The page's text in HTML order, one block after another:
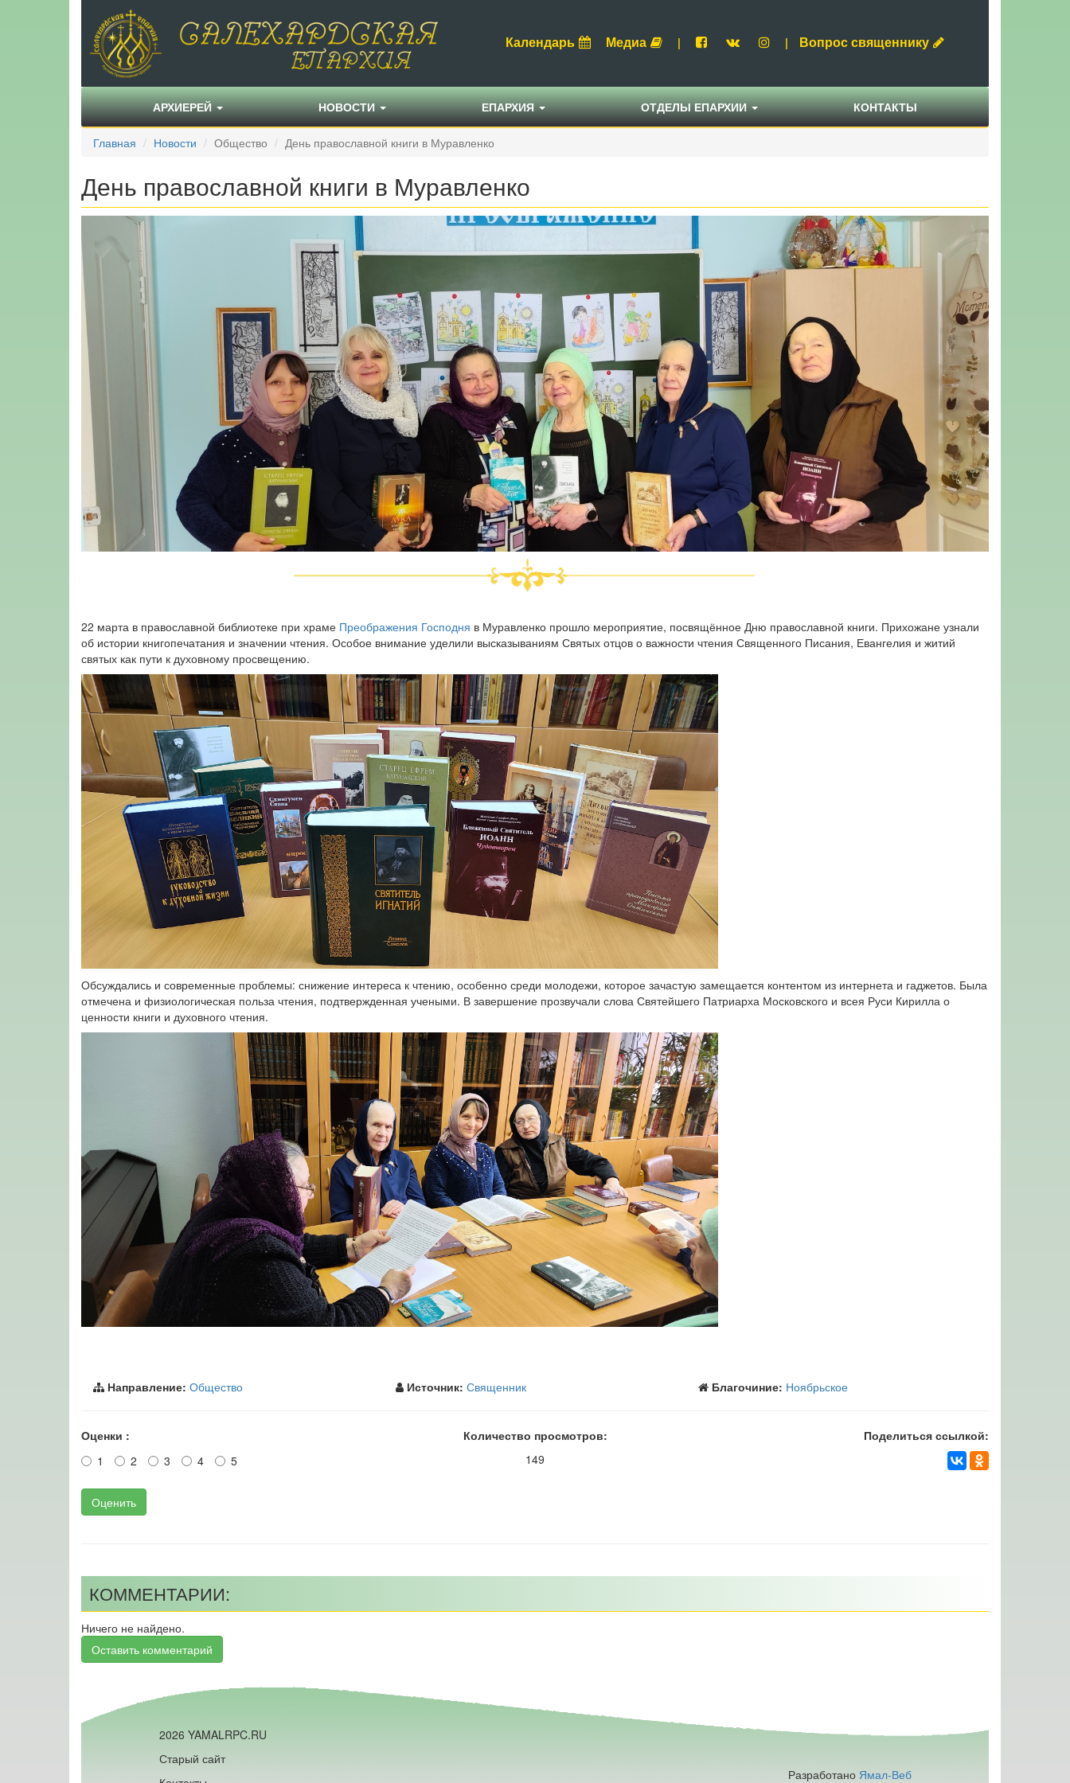
Календарь Медиа | | Вопрос священнику
АРХИЕРЕЙ НОВОСТИ ЕПАРХИЯ ОТДЕЛЫ ЕПАРХИИ КОНТАКТЫ
Главная Новости Общество День православной книги в Муравленко
День православной книги в Муравленко
22 марта в православной библиотеке при храме Преображения Господня в Муравленко прошло мероприятие, посвящённое Дню православной книги. Прихожане узнали
об истории книгопечатания и значении чтения. Особое внимание уделили высказываниям Святых отцов о важности чтения Священного Писания, Евангелия и житий
святых как пути к духовному просвещению.
Обсуждались и современные проблемы: снижение интереса к чтению, особенно среди молодежи, которое зачастую замещается контентом из интернета и гаджетов. Была
отмечена и физиологическая польза чтения, подтвержденная учеными. В завершение прозвучали слова Святейшего Патриарха Московского и всея Руси Кирилла о
ценности книги и духовного чтения.
Направление: Общество Источник: Священник Благочиние: Ноябрьское
Оценки :
1
2 3 4 5
Оценить
Количество просмотров:
149
Поделиться ссылкой:
КОММЕНТАРИИ:
Ничего не найдено.
Оставить комментарий
2026 YAMALRPC.RU
Старый сайт
Разработано Ямал-Веб